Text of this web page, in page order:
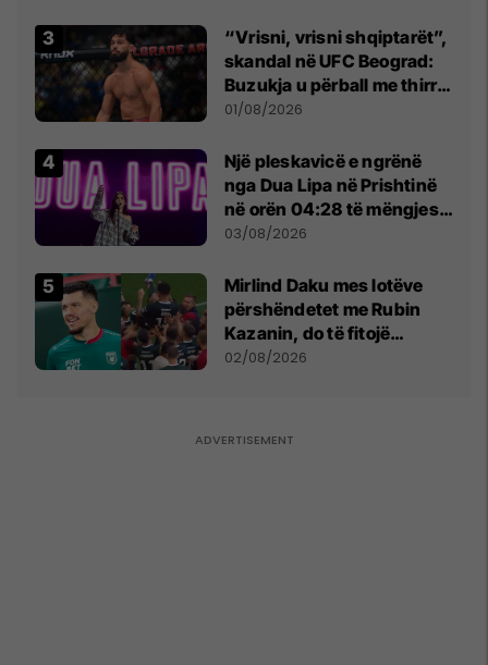
“Vrisni, vrisni shqiptarët”,
skandal në UFC Beograd:
Buzukja u përball me thirrje
anti-shqiptare nga
01/08/2026
Një pleskavicë e ngrënë
nga Dua Lipa në Prishtinë
në orën 04:28 të mëngjesit
- dhe bota digjitale serbe
03/08/2026
Mirlind Daku mes lotëve
përshëndetet me Rubin
Kazanin, do të fitojë
miliona te Spartak Moska
02/08/2026